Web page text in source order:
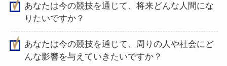
あなたは今の競技を通じて、将来どんな人間にな
りたいですか？
あなたは今の競技を通じて、周りの人や社会にど
んな影響を与えていきたいですか？